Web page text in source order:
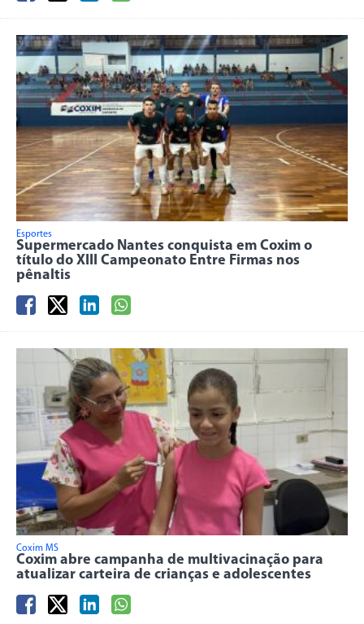
Esportes
Supermercado Nantes conquista em Coxim o
título do XIII Campeonato Entre Firmas nos
pênaltis
Coxim MS
Coxim abre campanha de multivacinação para
atualizar carteira de crianças e adolescentes